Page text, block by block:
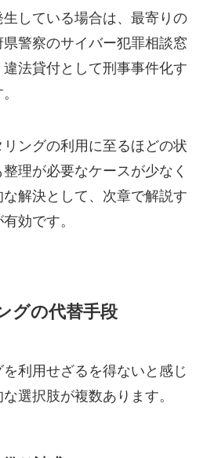
している場合は、最寄りの
警察のサイバー犯罪相談窓
法貸付として刑事事件化す
ングの利用に至るほどの状
理が必要なケースが少なく
解決として、次章で解説す
効です。
グの代替手段
利用せざるを得ないと感じ
選択肢が複数あります。